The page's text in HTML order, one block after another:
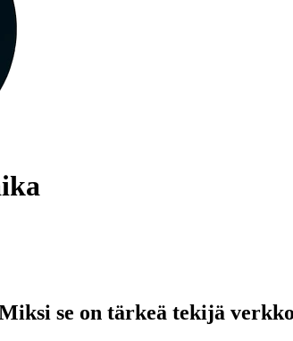
se on tärkeä tekijä